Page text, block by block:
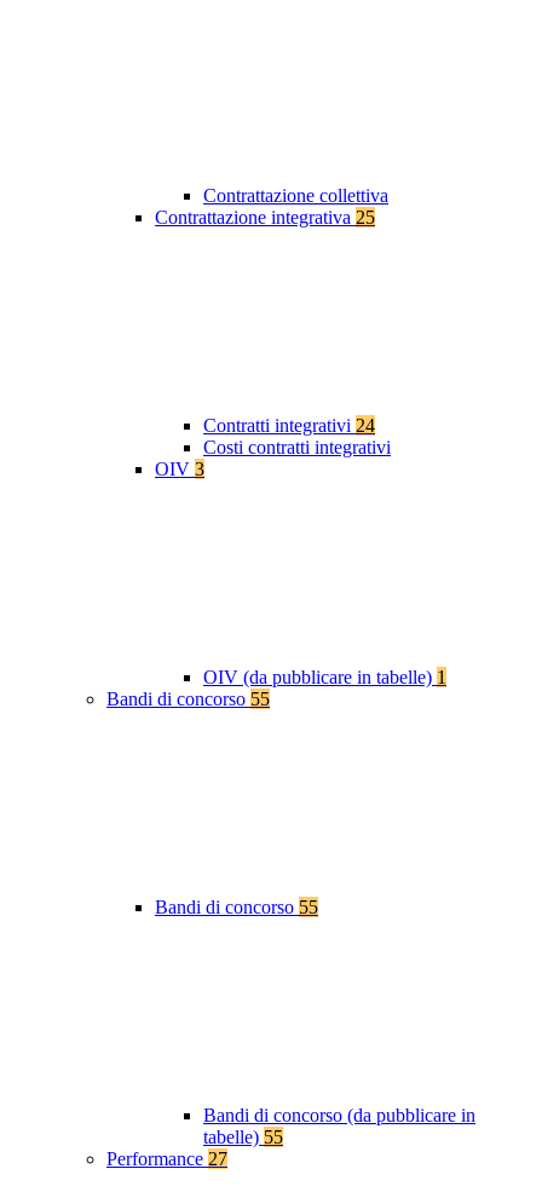
Contrattazione collettiva
Contrattazione integrativa 25
Contratti integrativi 24
Costi contratti integrativi
OIV 3
OIV (da pubblicare in tabelle) 1
Bandi di concorso 55
Bandi di concorso 55
Bandi di concorso (da pubblicare in
tabelle) 55
Performance 27